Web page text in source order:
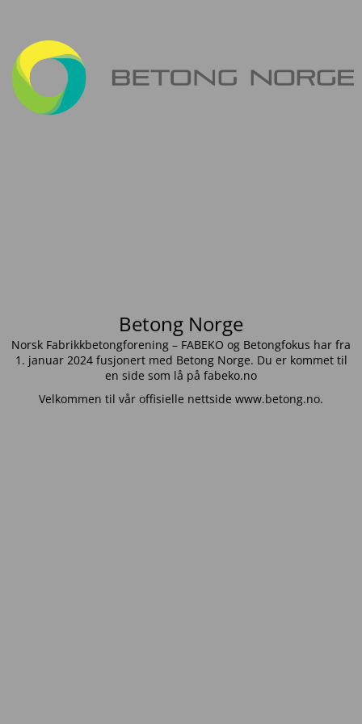
Betong Norge
Norsk Fabrikkbetongforening – FABEKO og Betongfokus har fra
1. januar 2024 fusjonert med Betong Norge. Du er kommet til
en side som lå på fabeko.no
Velkommen til vår offisielle nettside www.betong.no.